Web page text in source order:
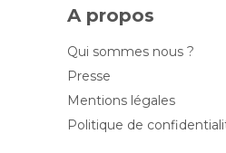
A propos
Qui sommes nous ?
Presse
Mentions légales
Politique de